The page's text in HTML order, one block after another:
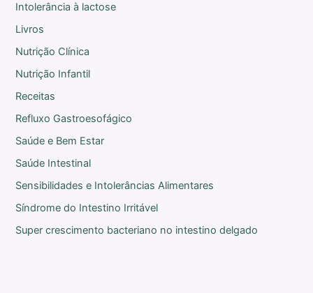
Intolerância à lactose
Livros
Nutrição Clínica
Nutrição Infantil
Receitas
Refluxo Gastroesofágico
Saúde e Bem Estar
Saúde Intestinal
Sensibilidades e Intolerâncias Alimentares
Síndrome do Intestino Irritável
Super crescimento bacteriano no intestino delgado